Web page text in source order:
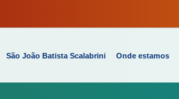
São João Batista Scalabrini Onde estamos